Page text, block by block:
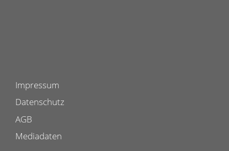
Impressum
Datenschutz
AGB
Mediadaten